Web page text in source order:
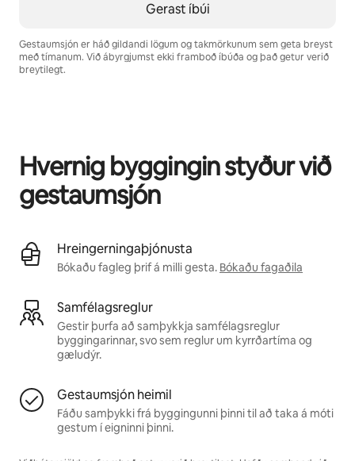
Gerast íbúi
Gestaumsjón er háð gildandi lögum og takmörkunum sem geta breyst
með tímanum. Við ábyrgjumst ekki framboð íbúða og það getur verið
breytilegt.
Hvernig byggingin styður við
gestaumsjón
Hreingerningaþjónusta
Bókaðu fagleg þrif á milli gesta. Bókaðu fagaðila
Samfélagsreglur
Gestir þurfa að samþykkja samfélagsreglur
byggingarinnar, svo sem reglur um kyrrðartíma og
gæludýr.
Gestaumsjón heimil
Fáðu samþykki frá byggingunni þinni til að taka á móti
gestum í eigninni þinni.